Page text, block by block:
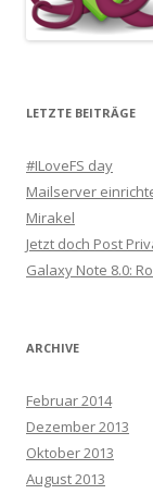
LETZTE BEITRÄGE
#ILoveFS day
Mailserver
Mirakel
Jetzt doch Post
Galaxy Note 8.0:
ARCHIVE
Februar 2014
Dezember 2013
Oktober 2013
August 2013